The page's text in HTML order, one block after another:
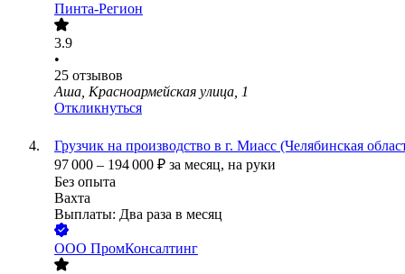
Пинта-Регион
3.9
•
25 отзывов
Аша, Красноармейская улица, 1
Откликнуться
Грузчик на производство в г. Миасс (Челябинская
97 000 – 194 000 ₽ за месяц, на руки
Без опыта
Вахта
Выплаты: Два раза в месяц
ООО ПромКонсалтинг